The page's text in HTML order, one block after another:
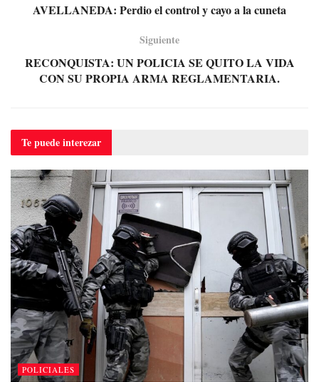
AVELLANEDA: Perdio el control y cayo a la cuneta
Siguiente
RECONQUISTA: UN POLICIA SE QUITO LA VIDA
CON SU PROPIA ARMA REGLAMENTARIA.
Te puedeinterezar
POLICIALES